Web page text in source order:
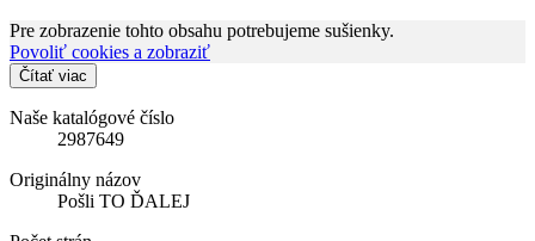
Pre zobrazenie tohto obsahu potrebujeme sušienky.
Povoliť cookies a zobraziť
Čítať viac
Naše katalógové číslo
2987649
Originálny názov
Pošli TO ĎALEJ